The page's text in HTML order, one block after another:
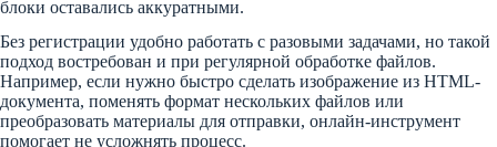
блоки оставались аккуратными.
Без регистрации удобно работать с разовыми задачами, но такой
подход востребован и при регулярной обработке файлов.
Например, если нужно быстро сделать изображение из HTML-
документа, поменять формат нескольких файлов или
преобразовать материалы для отправки, онлайн-инструмент
помогает не усложнять процесс.